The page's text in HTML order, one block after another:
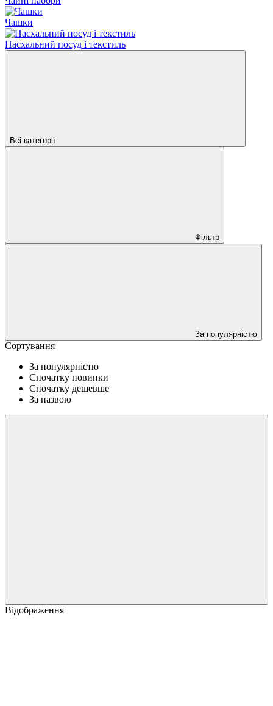
Чашки
Пасхальний посуд і текстиль
Всі категорії
Фільтр
За популярністю
Сортування
За популярністю
Спочатку новинки
Спочатку дешевше
За назвою
Відображення